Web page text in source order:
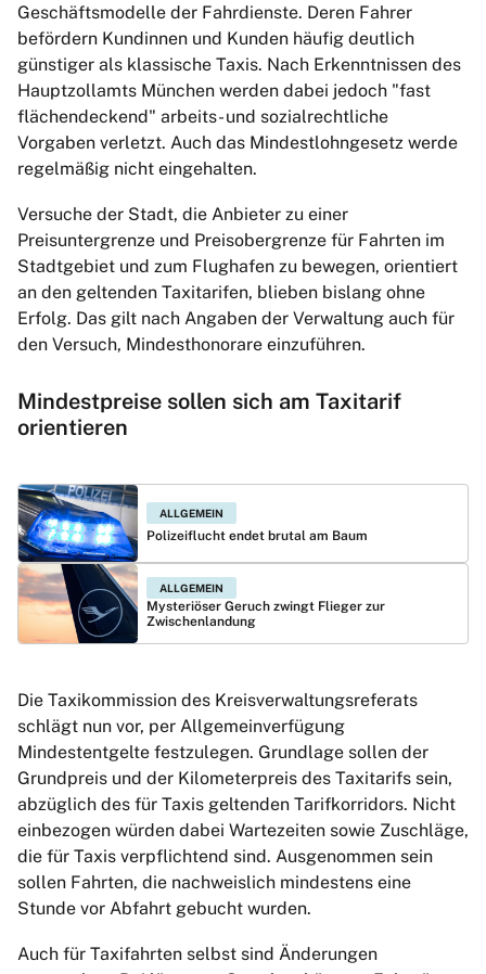
Geschäftsmodelle der Fahrdienste. Deren Fahrer
befördern Kundinnen und Kunden häufig deutlich
günstiger als klassische Taxis. Nach Erkenntnissen des
Hauptzollamts München werden dabei jedoch "fast
flächendeckend" arbeits- und sozialrechtliche
Vorgaben verletzt. Auch das Mindestlohngesetz werde
regelmäßig nicht eingehalten.
Versuche der Stadt, die Anbieter zu einer
Preisuntergrenze und Preisobergrenze für Fahrten im
Stadtgebiet und zum Flughafen zu bewegen, orientiert
an den geltenden Taxitarifen, blieben bislang ohne
Erfolg. Das gilt nach Angaben der Verwaltung auch für
den Versuch, Mindesthonorare einzuführen.
Mindestpreise sollen sich am Taxitarif
orientieren
ALLGEMEIN
Polizeiflucht endet brutal am Baum
ALLGEMEIN
Mysteriöser Geruch zwingt Flieger zur
Zwischenlandung
Die Taxikommission des Kreisverwaltungsreferats
schlägt nun vor, per Allgemeinverfügung
Mindestentgelte festzulegen. Grundlage sollen der
Grundpreis und der Kilometerpreis des Taxitarifs sein,
abzüglich des für Taxis geltenden Tarifkorridors. Nicht
einbezogen würden dabei Wartezeiten sowie Zuschläge,
die für Taxis verpflichtend sind. Ausgenommen sein
sollen Fahrten, die nachweislich mindestens eine
Stunde vor Abfahrt gebucht wurden.
Auch für Taxifahrten selbst sind Änderungen